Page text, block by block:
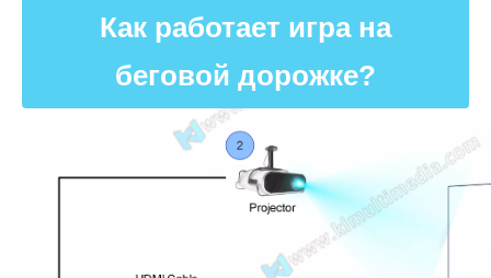
Как работает игра на
беговой дорожке?